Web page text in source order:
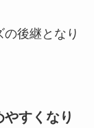
後継となり
すくなり